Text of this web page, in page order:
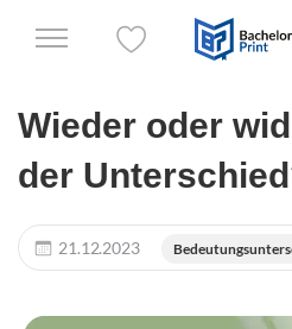
Wieder oder
der
21.12.2023